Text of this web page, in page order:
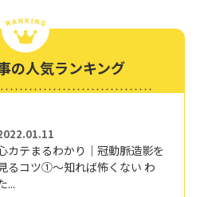
の人気ランキング
カテまるわかり｜冠動脈造影を
見るコツ①～知れば怖くない わ
...